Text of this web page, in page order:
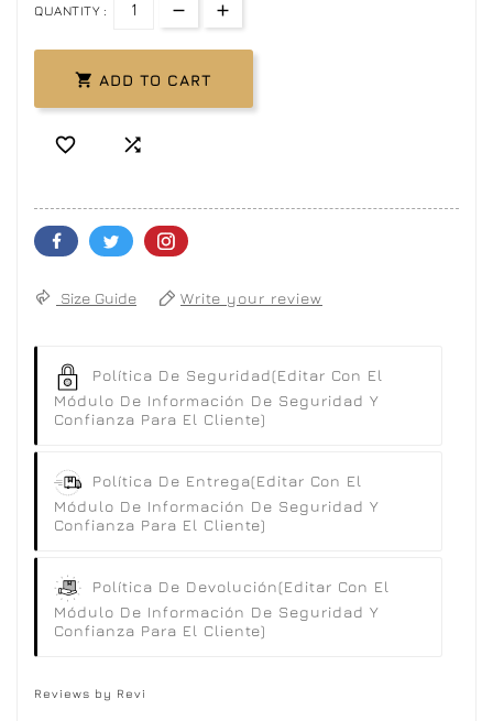
QUANTITY :
 ADD TO CART
 
Size Guide Write your review
Política De Seguridad(editar Con El
Módulo De Información De Seguridad Y
Confianza Para El Cliente)
Política De Entrega(editar Con El
Módulo De Información De Seguridad Y
Confianza Para El Cliente)
Política De Devolución(editar Con El
Módulo De Información De Seguridad Y
Confianza Para El Cliente)
Reviews by Revi